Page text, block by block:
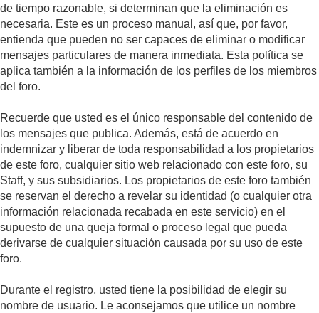
de tiempo razonable, si determinan que la eliminación es
necesaria. Este es un proceso manual, así que, por favor,
entienda que pueden no ser capaces de eliminar o modificar
mensajes particulares de manera inmediata. Esta política se
aplica también a la información de los perfiles de los miembros
del foro.
Recuerde que usted es el único responsable del contenido de
los mensajes que publica. Además, está de acuerdo en
indemnizar y liberar de toda responsabilidad a los propietarios
de este foro, cualquier sitio web relacionado con este foro, su
Staff, y sus subsidiarios. Los propietarios de este foro también
se reservan el derecho a revelar su identidad (o cualquier otra
información relacionada recabada en este servicio) en el
supuesto de una queja formal o proceso legal que pueda
derivarse de cualquier situación causada por su uso de este
foro.
Durante el registro, usted tiene la posibilidad de elegir su
nombre de usuario. Le aconsejamos que utilice un nombre